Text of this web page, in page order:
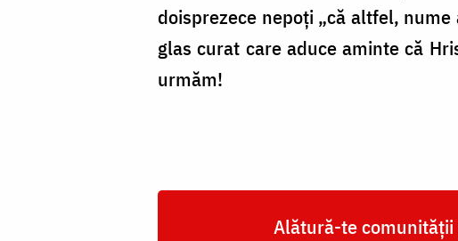
doisprezece nepoți „că altfel,
glas curat care aduce aminte că
urmăm!
Alătură-te comunității